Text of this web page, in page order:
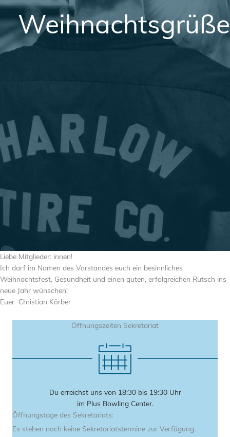
Weihnachtsgrüße
Liebe Mitglieder: innen!
Ich darf im Namen des Vorstandes euch ein besinnliches
Weihnachtsfest, Gesundheit und einen guten, erfolgreichen Rutsch ins
neue Jahr wünschen!
Euer Christian Körber
Öffnungszeiten Sekretariat
Du erreichst uns von 18:30 bis 19:30 Uhr
im Plus Bowling Center.
Öffnungstage des Sekretariats:
Es stehen noch keine Sekretariatstermine zur Verfügung.